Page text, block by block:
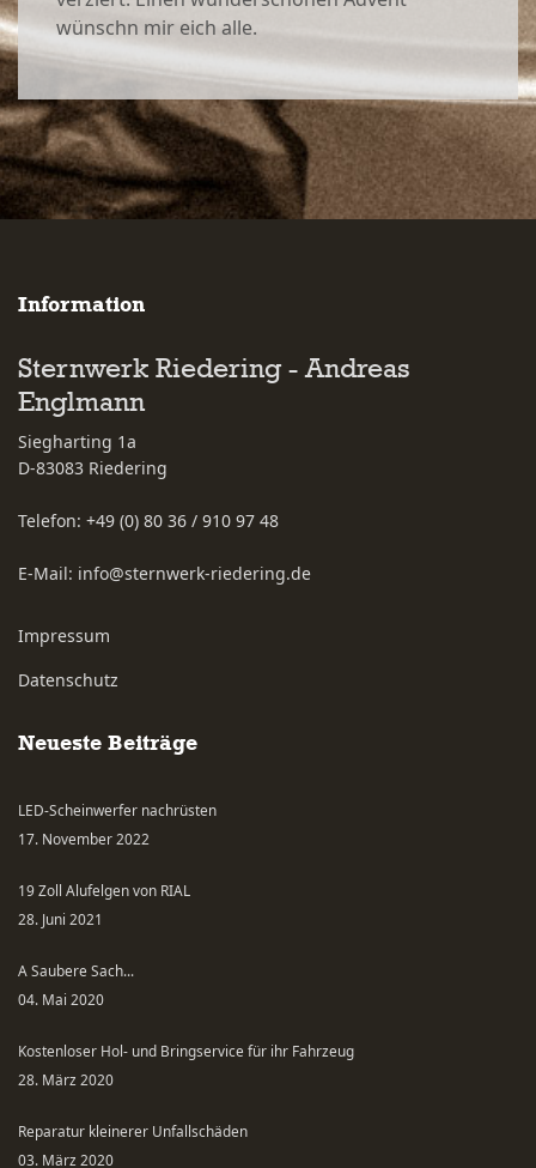
wünschn mir eich alle.
Information
Sternwerk Riedering - Andreas
Englmann
Siegharting 1a
D-83083 Riedering
Telefon: +49 (0) 80 36 / 910 97 48
E-Mail: info@sternwerk-riedering.de
Impressum
Datenschutz
Neueste Beiträge
LED-Scheinwerfer nachrüsten
17. November 2022
19 Zoll Alufelgen von RIAL
28. Juni 2021
A Saubere Sach...
04. Mai 2020
Kostenloser Hol- und Bringservice für ihr Fahrzeug
28. März 2020
Reparatur kleinerer Unfallschäden
03. März 2020